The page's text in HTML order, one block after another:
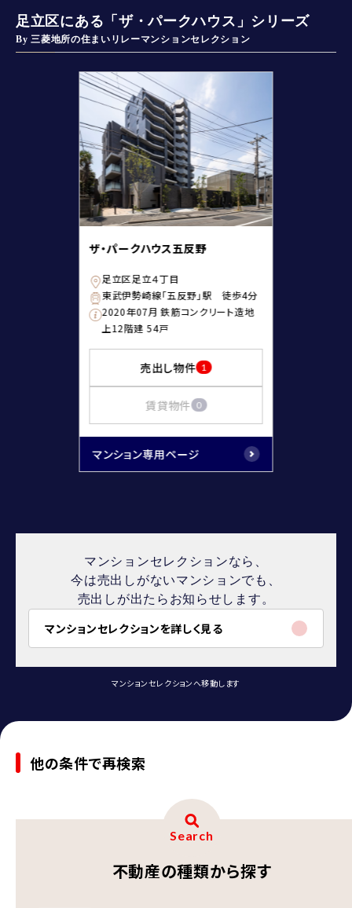
足立区にある「ザ・パークハウス」シリーズ
By 三菱地所の住まいリレーマンションセレクション
ザ・パークハウス五反野
足立区足立４丁目
東武伊勢崎線「五反野」駅 徒歩4分
2020年07月 鉄筋コンクリート造地
上12階建 54戸
売出し物件 1
賃貸物件 0
マンション専用ページ
マンションセレクションなら、
今は売出しがないマンションでも、
売出しが出たらお知らせします。
マンションセレクションを詳しく見る
マンションセレクションへ移動します
他の条件で再検索
Search
不動産の種類から探す